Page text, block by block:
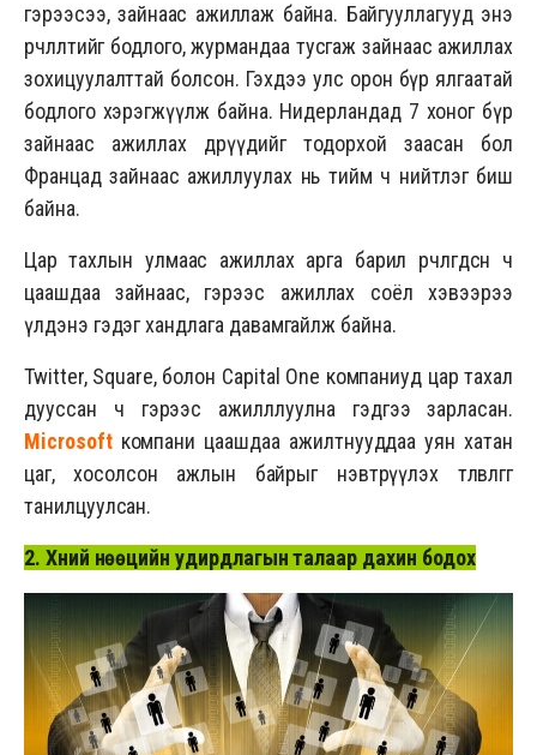
гэрээсээ, зайнаас ажиллаж байна. Байгууллагууд энэ
өөрчлөлтийг бодлого, журмандаа тусгаж зайнаас ажиллах
зохицуулалттай болсон. Гэхдээ улс орон бүр ялгаатай
бодлого хэрэгжүүлж байна. Нидерландад 7 хоног бүр
зайнаас ажиллах өдрүүдийг тодорхой заасан бол
Францад зайнаас ажиллуулах нь тийм ч нийтлэг биш
байна.
Цар тахлын улмаас ажиллах арга барил өөрчлөгдсөн ч
цаашдаа зайнаас, гэрээс ажиллах соёл хэвээрээ
үлдэнэ гэдэг хандлага давамгайлж байна.
Twitter, Square, болон Capital One компаниуд цар тахал
дууссан ч гэрээс ажилллуулна гэдгээ зарласан.
Microsoft компани цаашдаа ажилтнууддаа уян хатан
цаг, хосолсон ажлын байрыг нэвтрүүлэх төлөвлөгөөгөө
танилцуулсан.
2. Хүний нөөцийн удирдлагын талаар дахин бодох